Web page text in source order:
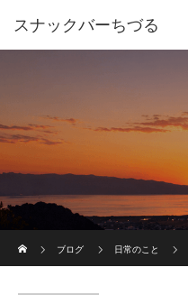
スナックバーちづる
ブログ
日常のこと